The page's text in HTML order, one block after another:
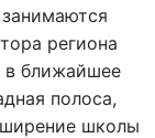
региона
в ближайшее
полоса,
школы